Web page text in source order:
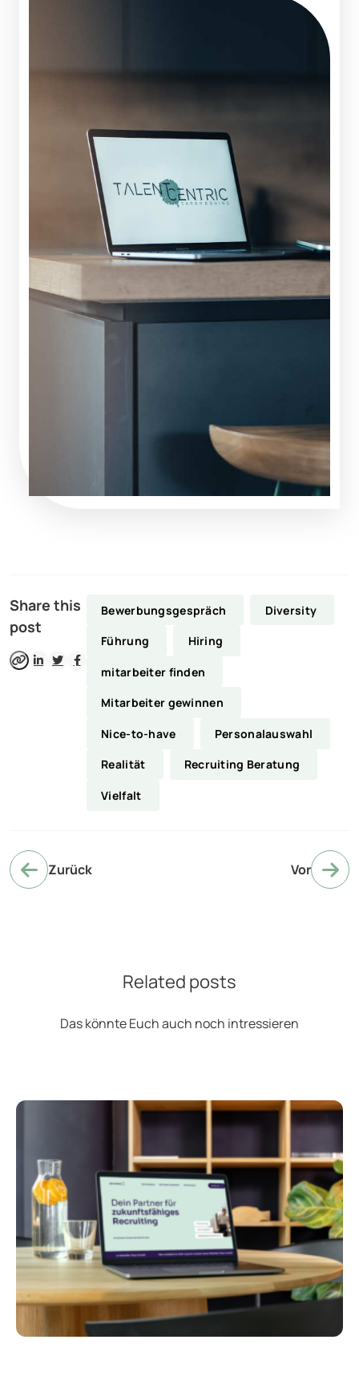
Share this
post
Bewerbungsgespräch Diversity
Führung Hiring
mitarbeiter finden
Mitarbeiter gewinnen
Nice-to-have Personalauswahl
Realität Recruiting Beratung
Vielfalt
Zurück Vor
Related posts
Das könnte Euch auch noch intressieren